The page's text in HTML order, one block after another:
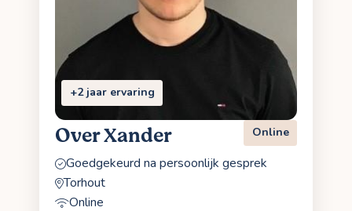
+2 jaar ervaring
Over Xander Online
Goedgekeurd na persoonlijk gesprek
Torhout
Online